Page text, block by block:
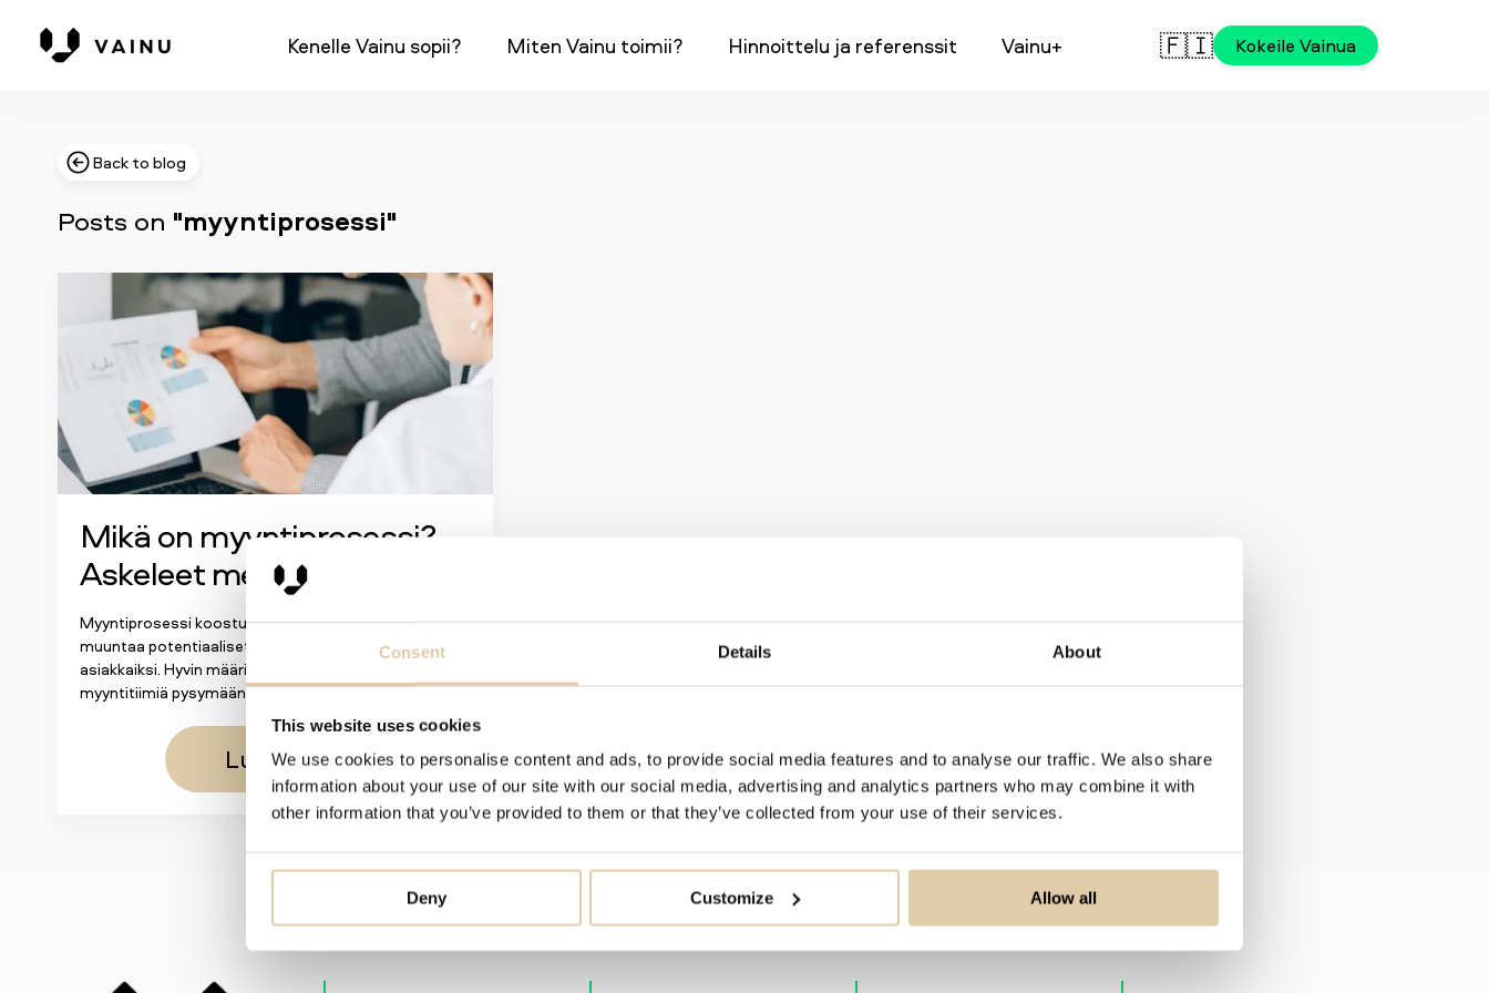
Consent Details About
This website uses cookies
We use cookies to personalise content and ads, to provide social media features and to analyse our traffic. We also share
information about your use of our site with our social media, advertising and analytics partners who may combine it with
other information that you’ve provided to them or that they’ve collected from your use of their services.
Deny Customize Allow all
Kenelle Vainu sopii? Miten Vainu toimii? Hinnoittelu ja referenssit Vainu+ 🇫🇮 Kokeile Vainua
Back to blog
Posts on "myyntiprosessi"
Mikä on myyntiprosessi?
Askeleet menestykseen
Myyntiprosessi koostuu vaiheista, joiden avulla yritys
muuntaa potentiaaliset asiakkaat maksaviksi
asiakkaiksi. Hyvin määritelty prosessi auttaa
myyntitiimiä pysymään...
Lue lisää